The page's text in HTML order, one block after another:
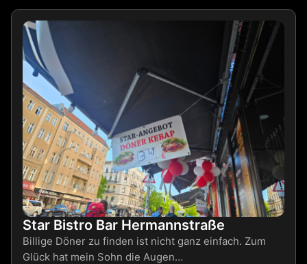
Star Bistro Bar Hermannstraße
Billige Döner zu finden ist nicht ganz einfach. Zum
Glück hat mein Sohn die Augen…